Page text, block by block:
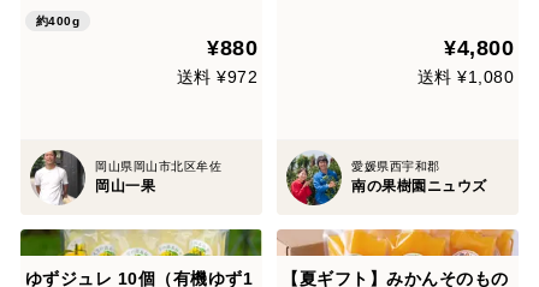
約400g
¥880
送料 ¥972
岡山県岡山市北区牟佐
岡山一果
¥4,800
送料 ¥1,080
愛媛県西宇和郡
南の果樹園ニュウズ
ゆずジュレ 10個（有機ゆず1
【夏ギフト】みかんそのもの